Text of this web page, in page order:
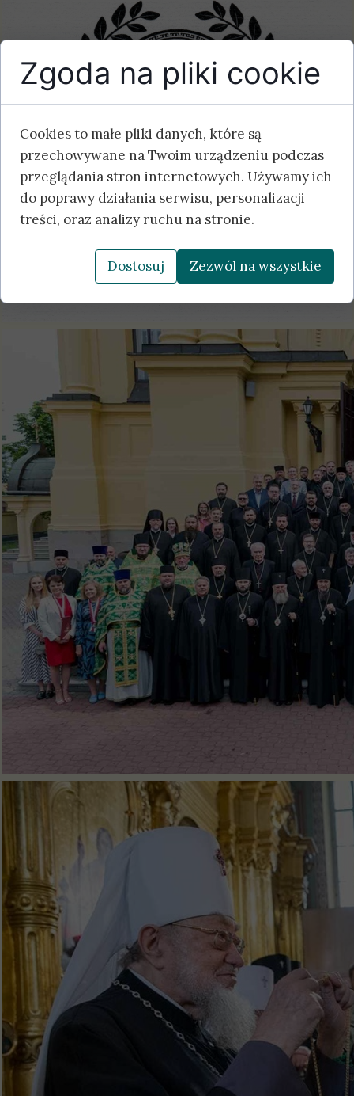
Zgoda na pliki cookie
Cookies to małe pliki danych, które są
przechowywane na Twoim urządzeniu podczas
przeglądania stron internetowych. Używamy ich
do poprawy działania serwisu, personalizacji
treści, oraz analizy ruchu na stronie.
Dostosuj Zezwól na wszystkie